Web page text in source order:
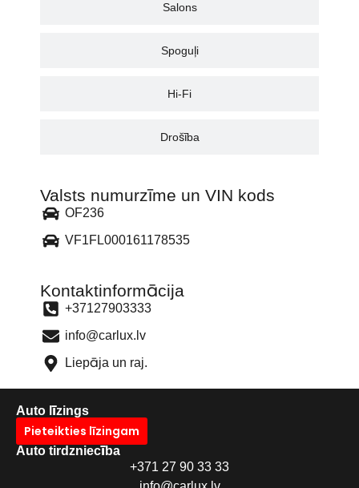
Salons
Spoguļi
Hi-Fi
Drošība
Valsts numurzīme un VIN kods
OF236
VF1FL000161178535
Kontaktinformācija
+37127903333
info@carlux.lv
Liepāja un raj.
Auto līzings
Pieteikties līzingam
Auto tirdzniecība
+371 27 90 33 33